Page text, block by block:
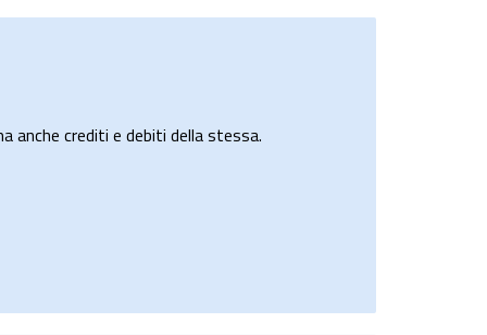
anche crediti e debiti della stessa.